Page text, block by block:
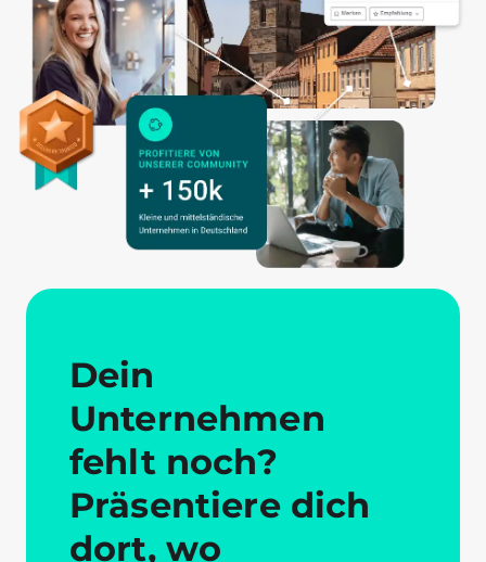
Dein
Unternehmen
fehlt noch?
Präsentiere dich
dort, wo